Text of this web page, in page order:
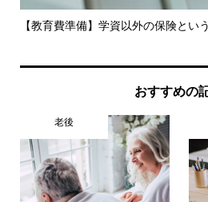
【教育費準備】学資以外の保険とい
おすすめの
老後